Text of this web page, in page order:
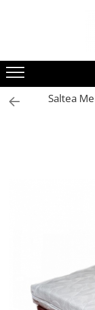
Saltea